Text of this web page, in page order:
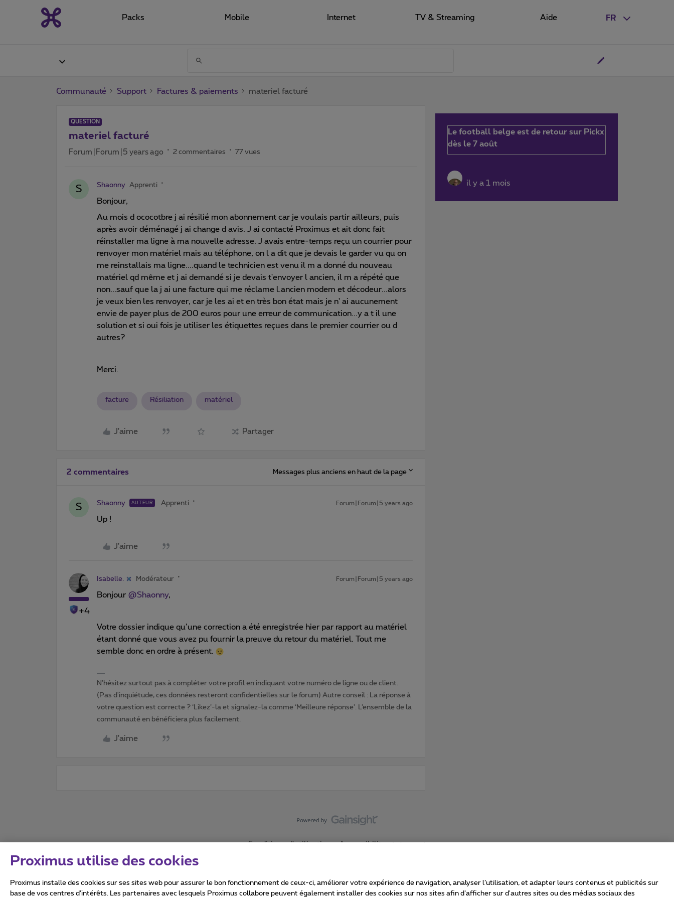
FR
Packs Mobile Internet TV & Streaming Aide
Communauté Support Factures & paiements materiel facturé
QUESTION
materiel facturé
Forum|Forum|5 years ago 2 commentaires 77 vues
S Shaonny Apprenti
Bonjour,
Au mois d ococotbre j ai résilié mon abonnement car je voulais partir ailleurs, puis
après avoir déménagé j ai change d avis. J ai contacté Proximus et ait donc fait
réinstaller ma ligne à ma nouvelle adresse. J avais entre-temps reçu un courrier pour
renvoyer mon matériel mais au téléphone, on l a dit que je devais le garder vu qu on
me reinstallais ma ligne....quand le technicien est venu il m a donné du nouveau
matériel qd même et j ai demandé si je devais t'envoyer l ancien, il m a répété que
non...sauf que la j ai une facture qui me réclame l.ancien modem et décodeur...alors
je veux bien les renvoyer, car je les ai et en très bon état mais je n' ai aucunement
envie de payer plus de 200 euros pour une erreur de communication...y a t il une
solution et si oui fois je utiliser les étiquettes reçues dans le premier courrier ou d
autres?
Merci.
facture Résiliation matériel
J'aime Partager
2 commentaires Messages plus anciens en haut de la page
S Shaonny AUTEUR Apprenti Forum|Forum|5 years ago
Up !
J'aime
+4
Isabelle. Modérateur Forum|Forum|5 years ago
Bonjour @Shaonny,
Votre dossier indique qu’une correction a été enregistrée hier par rapport au matériel
étant donné que vous avez pu fournir la preuve du retour du matériel. Tout me
semble donc en ordre à présent.
N'hésitez surtout pas à compléter votre profil en indiquant votre numéro de ligne ou de client.
(Pas d'inquiétude, ces données resteront confidentielles sur le forum) Autre conseil : La réponse à
votre question est correcte ? ‘Likez’-la et signalez-la comme ‘Meilleure réponse’. L’ensemble de la
communauté en bénéficiera plus facilement.
J'aime
Le football belge est de retour sur Pickx
dès le 7 août
il y a 1 mois
Conditions d'utilisation Accessibility statement
Proximus utilise des cookies
Proximus installe des cookies sur ses sites web pour assurer le bon fonctionnement de ceux-ci, améliorer votre expérience de navigation, analyser l’utilisation, et adapter leurs contenus et publicités sur
base de vos centres d’intérêts. Les partenaires avec lesquels Proximus collabore peuvent également installer des cookies sur nos sites afin d’afficher sur d'autres sites ou des médias sociaux des